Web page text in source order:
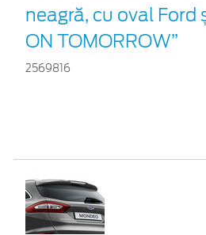
neagră, cu oval Ford
ON TOMORROW”
2569816